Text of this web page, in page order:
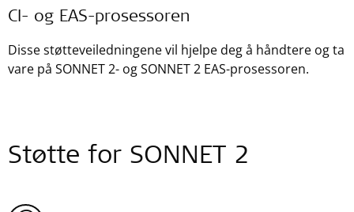
CI- og EAS-prosessoren
Disse støtteveiledningene vil hjelpe deg å håndtere og ta
vare på SONNET 2- og SONNET 2 EAS-prosessoren.
Støtte for SONNET 2